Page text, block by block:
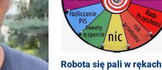
Robota się pali w rękach